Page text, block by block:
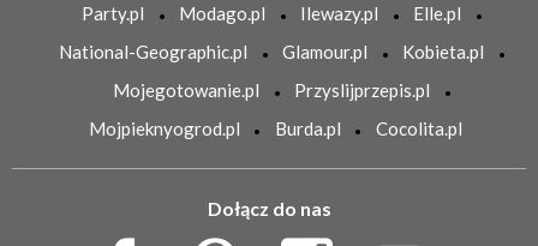
Party.pl
Modago.pl Ilewazy.pl
Elle.pl
National-Geographic.pl
Glamour.pl
Kobieta.pl
Mojegotowanie.pl
Przyslijprzepis.pl
Mojpieknyogrod.pl
Burda.pl Cocolita.pl
Dołącz do nas